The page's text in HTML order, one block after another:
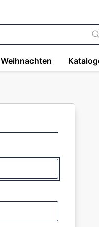
Weihnachten